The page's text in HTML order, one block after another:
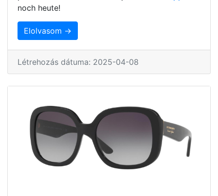
noch heute!
Elolvasom →
Létrehozás dátuma: 2025-04-08